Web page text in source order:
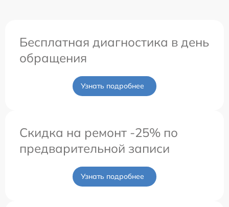
Бесплатная диагностика в день
обращения
Узнать подробнее
Скидка на ремонт -25% по
предварительной записи
Узнать подробнее